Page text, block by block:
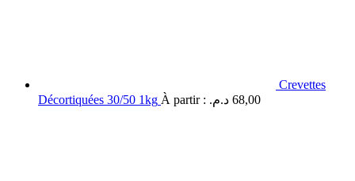
Crevettes
Décortiquées 30/50 1kg À partir : 68,00 د.م.